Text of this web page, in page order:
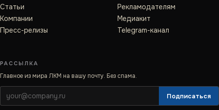
Статьи
Компании
Пресс-релизы
Рекламодателям
Медиакит
Telegram-канал
РАССЫЛКА
Главное из мира ЛКМ на вашу почту. Без спама.
Подписаться